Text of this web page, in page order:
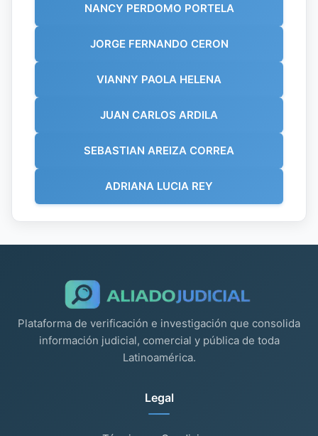
NANCY PERDOMO PORTELA
JORGE FERNANDO CERON
VIANNY PAOLA HELENA
JUAN CARLOS ARDILA
SEBASTIAN AREIZA CORREA
ADRIANA LUCIA REY
Plataforma de verificación e investigación que consolida
información judicial, comercial y pública de toda
Latinoamérica.
Legal